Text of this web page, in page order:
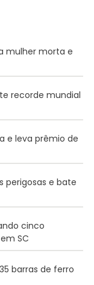
mulher morta e
recorde mundial
e leva prêmio de
perigosas e bate
cinco
SC
barras de ferro